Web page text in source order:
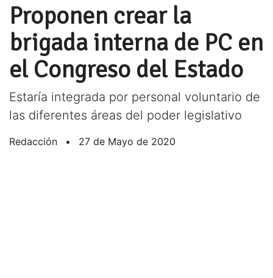
Proponen crear la
brigada interna de PC en
el Congreso del Estado
Estaría integrada por personal voluntario de
las diferentes áreas del poder legislativo
Redacción • 27 de Mayo de 2020